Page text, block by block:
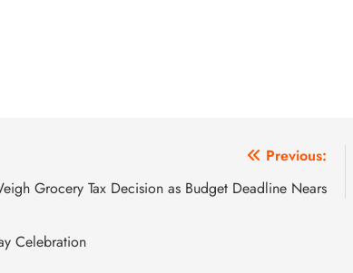
Previous:
Grocery Tax Decision as Budget Deadline Nears
Celebration